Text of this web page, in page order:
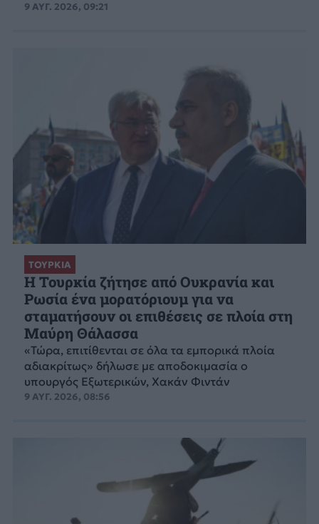
9 ΑΥΓ. 2026, 09:21
ΤΟΥΡΚΙΑ
Η Τουρκία ζήτησε από Ουκρανία και
Ρωσία ένα μορατόριουμ για να
σταματήσουν οι επιθέσεις σε πλοία στη
Μαύρη Θάλασσα
«Τώρα, επιτίθενται σε όλα τα εμπορικά πλοία
αδιακρίτως» δήλωσε με αποδοκιμασία ο
υπουργός Εξωτερικών, Χακάν Φιντάν
9 ΑΥΓ. 2026, 08:56